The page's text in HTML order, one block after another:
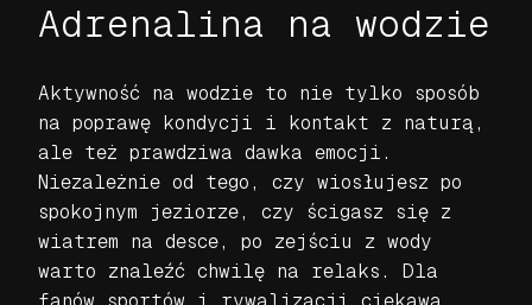
Adrenalina na wodzie
Aktywność na wodzie to nie tylko sposób
na poprawę kondycji i kontakt z naturą,
ale też prawdziwa dawka emocji.
Niezależnie od tego, czy wiosłujesz po
spokojnym jeziorze, czy ścigasz się z
wiatrem na desce, po zejściu z wody
warto znaleźć chwilę na relaks. Dla